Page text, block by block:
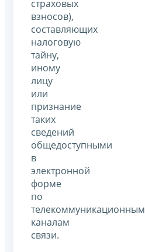
страховых
взносов),
составляющих
налоговую
тайну,
иному
лицу
или
признание
таких
сведений
общедоступными
в
электронной
форме
по
телекоммуникационным
каналам
связи.